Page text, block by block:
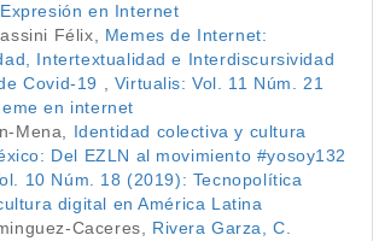
en Internet
Félix, Memes de Internet:
Intertextualidad e Interdiscursividad
Covid-19 , Virtualis: Vol. 11 Núm. 21
en internet
Mena, Identidad colectiva y cultura
Del EZLN al movimiento #yosoy132
10 Núm. 18 (2019): Tecnopolítica
digital en América Latina
Caceres, Rivera Garza, C.